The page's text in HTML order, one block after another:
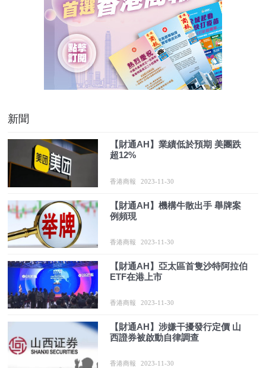
新聞
【財通AH】業績低於預期 美團跌
超12%
香港商報 2023-11-30
【財通AH】機構牛散出手 舉牌案
例頻現
香港商報 2023-11-30
【財通AH】亞太區首隻沙特阿拉伯
ETF在港上市
香港商報 2023-11-30
【財通AH】涉嫌干擾發行定價 山
西證券被啟動自律調查
香港商報 2023-11-30